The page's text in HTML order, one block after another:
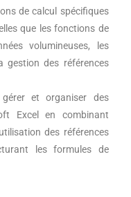
de calcul spécifiques
que les fonctions de
volumineuses, les
gestion des références
et organiser des
Excel en combinant
des références
les formules de